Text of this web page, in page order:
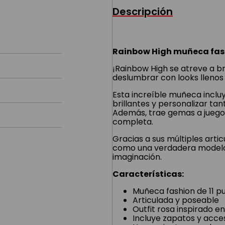
Descripción
Rainbow High muñeca
¡Rainbow High se atreve a
deslumbrar con looks
Esta increíble muñeca
brillantes y personalizar
Además, trae gemas a
completa.
Gracias a sus múltiples
como una verdadera
imaginación.
Características:
Muñeca fashion de 11
Articulada y poseable
Outfit rosa inspirado
Incluye zapatos y